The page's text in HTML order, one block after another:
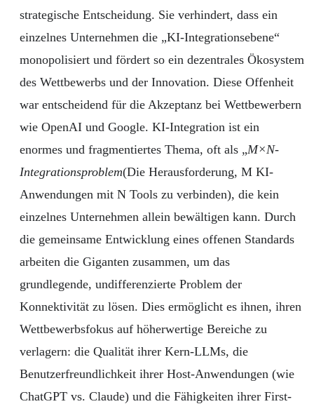
strategische Entscheidung. Sie verhindert, dass ein
einzelnes Unternehmen die „KI-Integrationsebene“
monopolisiert und fördert so ein dezentrales Ökosystem
des Wettbewerbs und der Innovation. Diese Offenheit
war entscheidend für die Akzeptanz bei Wettbewerbern
wie OpenAI und Google. KI-Integration ist ein
enormes und fragmentiertes Thema, oft als „M×N-
Integrationsproblem(Die Herausforderung, M KI-
Anwendungen mit N Tools zu verbinden), die kein
einzelnes Unternehmen allein bewältigen kann. Durch
die gemeinsame Entwicklung eines offenen Standards
arbeiten die Giganten zusammen, um das
grundlegende, undifferenzierte Problem der
Konnektivität zu lösen. Dies ermöglicht es ihnen, ihren
Wettbewerbsfokus auf höherwertige Bereiche zu
verlagern: die Qualität ihrer Kern-LLMs, die
Benutzerfreundlichkeit ihrer Host-Anwendungen (wie
ChatGPT vs. Claude) und die Fähigkeiten ihrer First-